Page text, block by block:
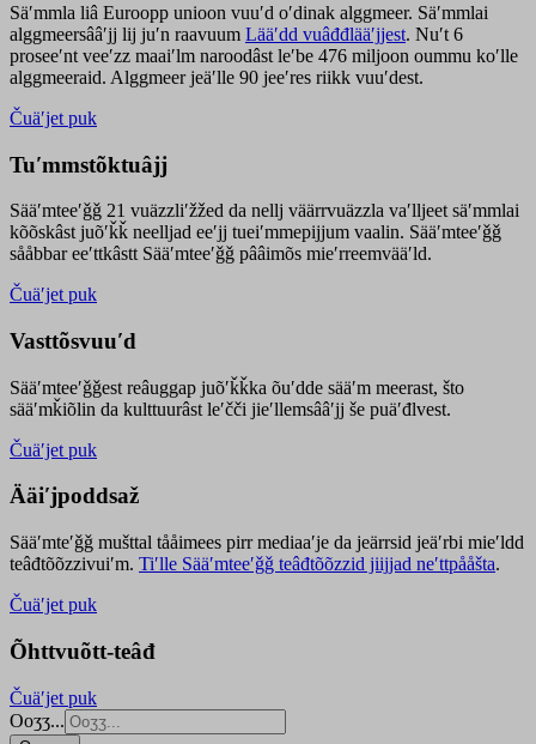
Säʹmmla liâ Euroopp unioon vuuʹd oʹdinak alggmeer. Säʹmmlai
alggmeersââʹjj lij juʹn raavuum Lääʹdd vuâđđlääʹjjest. Nuʹt 6
proseeʹnt veeʹzz maaiʹlm naroodâst leʹbe 476 miljoon oummu koʹlle
alggmeeraid. Alggmeer jeäʹlle 90 jeeʹres riikk vuuʹdest.
Čuäʹjet puk
Tuʹmmstõktuâjj
Sääʹmteeʹǧǧ 21 vuäzzliʹžžed da nellj väärrvuäzzla vaʹlljeet säʹmmlai
kõõskâst juõʹǩǩ neelljad eeʹjj tueiʹmmepijjum vaalin. Sääʹmteeʹǧǧ
sååbbar eeʹttkâstt Sääʹmteeʹǧǧ pââimõs mieʹrreemvääʹld.
Čuäʹjet puk
Vasttõsvuuʹd
Sääʹmteeʹǧǧest reâuggap juõʹǩǩka õuʹdde sääʹm meerast, što
sääʹmǩiõlin da kulttuurâst leʹčči jieʹllemsââʹjj še puäʹđlvest.
Čuäʹjet puk
Ääiʹjpoddsaž
Sääʹmteʹǧǧ mušttal tååimees pirr mediaaʹje da jeärrsid jeäʹrbi mieʹldd
teâđtõõzzivuiʹm. Tiʹlle Sääʹmteeʹǧǧ teâđtõõzzid jiijjad neʹttpååšta.
Čuäʹjet puk
Õhttvuõtt-teâđ
Čuäʹjet puk
Ooʒʒ...